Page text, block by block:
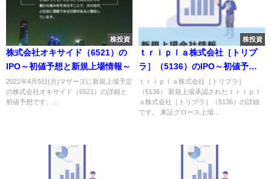
株投資
株式会社オキサイド（6521）の
IPO～初値予想と新規上場情報～
2021年4月5日(月)マザーズに新規上場予定
の株式会社オキサイド（6521）の詳細と
初値予想です。...
株投資
ｔｒｉｐｌａ株式会社［トリプ
ラ］（5136）のIPO～初値予想
と新規上場情報～
ｔｒｉｐｌａ株式会社［トリプラ］
（5136） 新規上場承認されたｔｒｉｐｌ
ａ株式会社［トリプラ］（5136）の詳細
です。 東証グロース上場...